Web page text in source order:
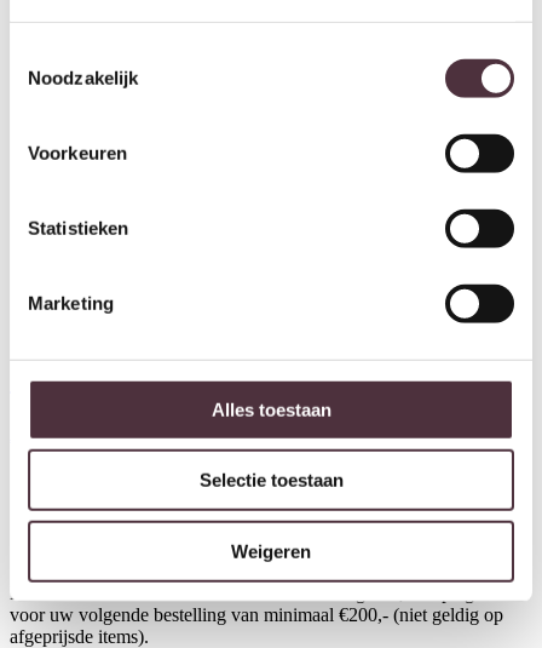
Noodzakelijk
Voorkeuren
Statistieken
Marketing
Alles toestaan
Selectie toestaan
Weigeren
116x77x28 cm keramiek
Tower Living salontafel Castello
629,00
Tower Living Bijzettafel
Castello 49x39x44 cm keramiek
€359,00
Ontvang €20,- shoptegoed
Meldt u aan voor onze nieuwsbrief en ontvang €20,- shoptegoed
voor uw volgende bestelling van minimaal €200,- (niet geldig op
afgeprijsde items).